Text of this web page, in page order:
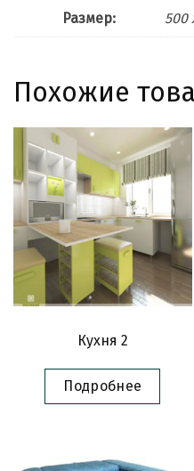
Размер: 500
Похожие
Кухня 2
Подробнее